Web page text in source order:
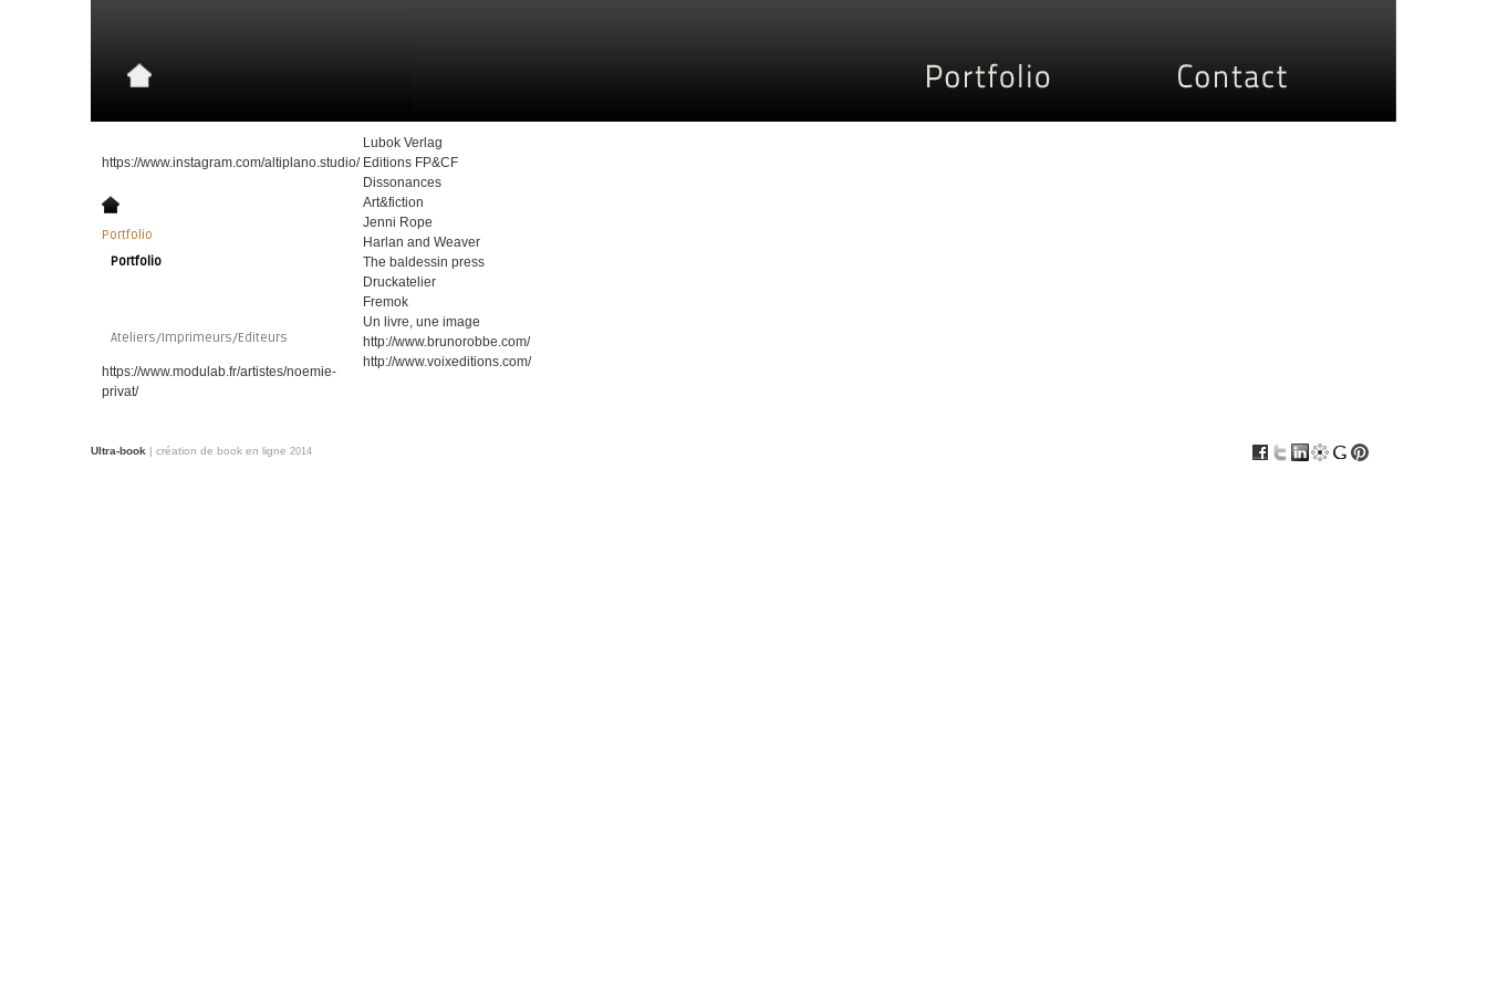
https://www.instagram.com/altiplano.studio/
Portfolio
Portfolio
Ateliers/Imprimeurs/Editeurs
https://www.modulab.fr/artistes/noemie-
privat/
Lubok Verlag
Editions FP&CF
Dissonances
Art&fiction
Jenni Rope
Harlan and Weaver
The baldessin press
Druckatelier
Fremok
Un livre, une image
http://www.brunorobbe.com/
http://www.voixeditions.com/
Ultra-book | création de book en ligne 2014